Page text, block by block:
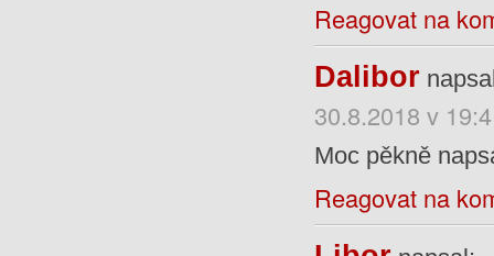
Reagovat na
Dalibor
30.8.2018 v
Moc pěkně
Reagovat na